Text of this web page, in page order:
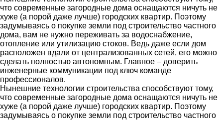
что современные загородные дома оснащаются ничуть не
хуже (а порой даже лучше) городских квартир. Поэтому
задумываясь о покупке земли под строительство частного
дома, вам не нужно переживать за водоснабжение,
отопление или утилизацию стоков. Ведь даже если дом
расположен вдали от централизованных сетей, его можно
сделать полностью автономным. Главное – доверить
инженерные коммуникации под ключ команде
профессионалов.
Нынешние технологии строительства способствуют тому,
что современные загородные дома оснащаются ничуть не
хуже (а порой даже лучше) городских квартир. Поэтому
задумываясь о покупке земли под строительство частного